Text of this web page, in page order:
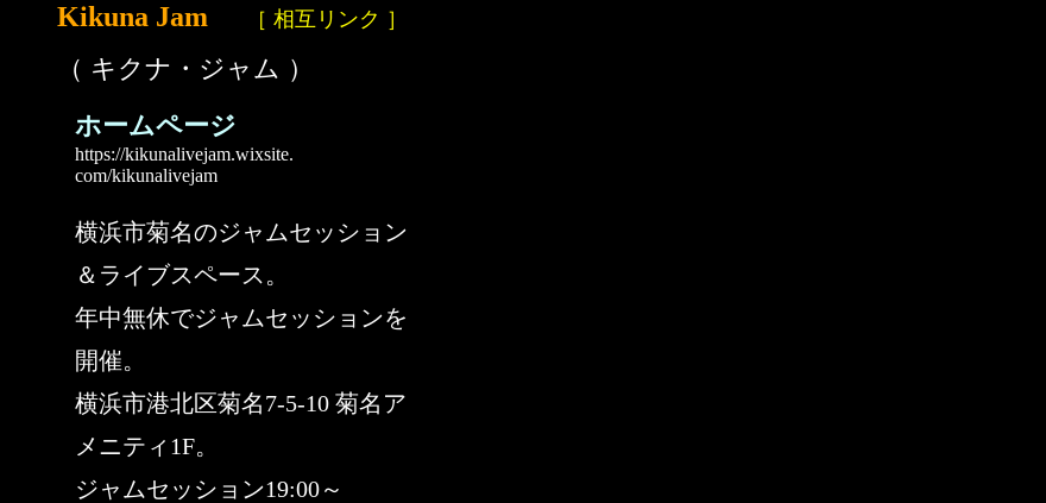
Kikuna Jam ［ 相互リンク ］
（ キクナ・ジャム ）
ホームページ
https://kikunalivejam.wixsite.
com/kikunalivejam
横浜市菊名のジャムセッション
＆ライブスペース。
年中無休でジャムセッションを
開催。
横浜市港北区菊名7-5-10 菊名ア
メニティ1F。
ジャムセッション19:00～